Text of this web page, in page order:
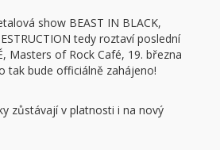
show BEAST IN BLACK,
tedy roztaví poslední
Masters of Rock Café, 19. března
tak bude officiálně zahájeno!
zůstávají v platnosti i na nový